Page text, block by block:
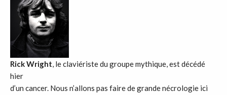
Rick Wright, le claviériste du groupe mythique, est décédé
hier
d’un cancer. Nous n’allons pas faire de grande nécrologie ici